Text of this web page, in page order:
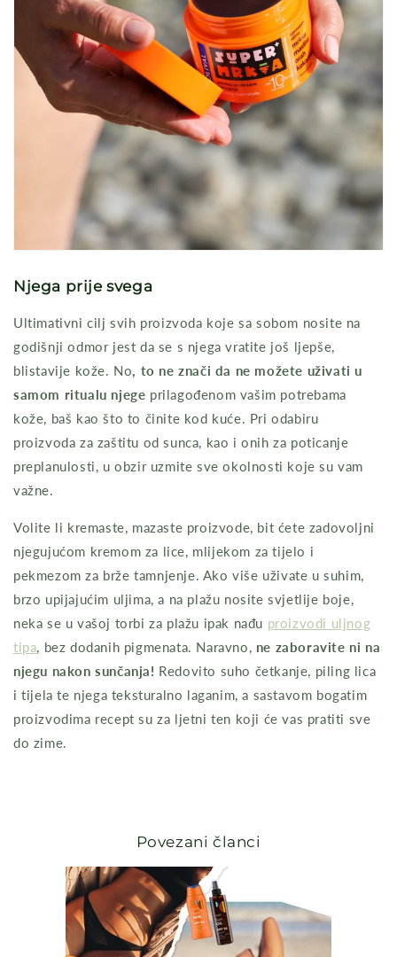
Njega prije svega
Ultimativni cilj svih proizvoda koje sa sobom nosite na
godišnji odmor jest da se s njega vratite još ljepše,
blistavije kože. No , to ne znači da ne možete uživati u
samom ritualu njege prilagođenom vašim potrebama
kože, baš kao što to činite kod kuće. Pri odabiru
proizvoda za zaštitu od sunca, kao i onih za poticanje
preplanulosti, u obzir uzmite sve okolnosti koje su vam
važne.
Volite li kremaste, mazaste proizvode, bit ćete zadovoljni
njegujućom kremom za lice, mlijekom za tijelo i
pekmezom za brže tamnjenje. Ako više uživate u suhim,
brzo upijajućim uljima, a na plažu nosite svjetlije boje,
neka se u vašoj torbi za plažu ipak nađu proizvodi uljnog
tipa , bez dodanih pigmenata. Naravno, ne zaboravite ni na
njegu nakon sunčanja! Redovito suho četkanje, piling lica
i tijela te njega teksturalno laganim, a sastavom bogatim
proizvodima recept su za ljetni ten koji će vas pratiti sve
do zime.
Povezani članci